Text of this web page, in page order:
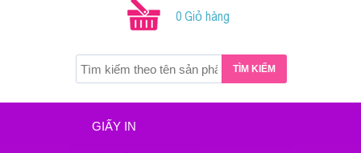
0 Giỏ hàng
TÌM KIẾM
GIẤY IN